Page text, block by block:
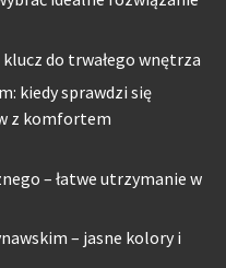
do trwałego wnętrza
kiedy sprawdzi się
z komfortem
– łatwe utrzymanie w
– jasne kolory i